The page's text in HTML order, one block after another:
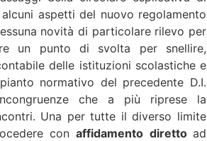
aspetti del nuovo regolamento
novità di particolare rilevo per
un punto di svolta per snellire,
delle istituzioni scolastiche e
normativo del precedente D.I.
che a più riprese la
Una per tutte il diverso limite
conaffidamento direttoad